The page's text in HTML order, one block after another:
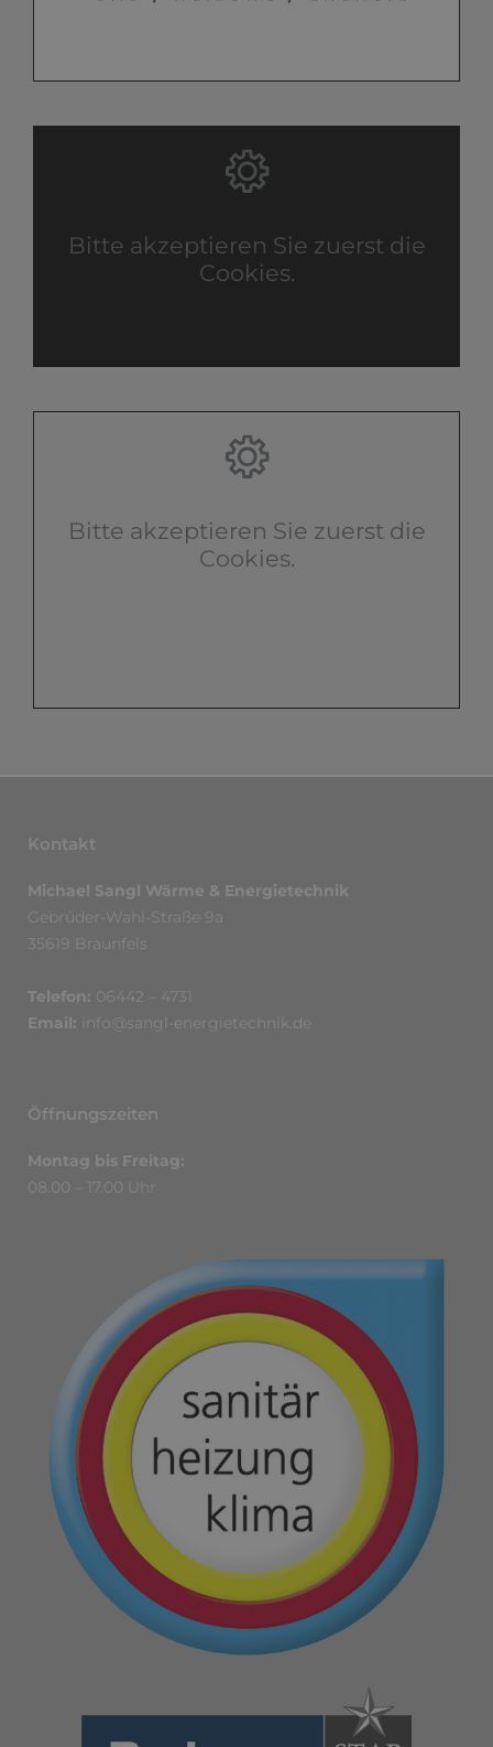
Bitte akzeptieren Sie zuerst die
Cookies.
Bitte akzeptieren Sie zuerst die
Cookies.
Kontakt
Michael Sangl Wärme & Energietechnik
Gebrüder-Wahl-Straße 9a
35619 Braunfels
Telefon: 06442 – 4731
Email:
info@sangl-energietechnik.de
Öffnungszeiten
Montag bis Freitag:
08.00 – 17.00 Uhr